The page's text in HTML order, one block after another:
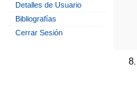
Detalles de Usuario
Bibliografías
Cerrar Sesión
8.